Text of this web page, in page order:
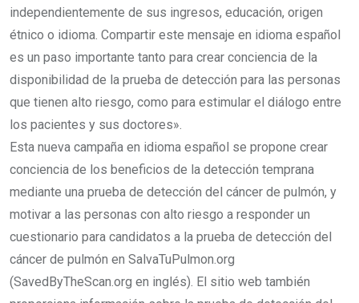
independientemente de sus ingresos, educación, origen
étnico o idioma. Compartir este mensaje en idioma español
es un paso importante tanto para crear conciencia de la
disponibilidad de la prueba de detección para las personas
que tienen alto riesgo, como para estimular el diálogo entre
los pacientes y sus doctores».
Esta nueva campaña en idioma español se propone crear
conciencia de los beneficios de la detección temprana
mediante una prueba de detección del cáncer de pulmón, y
motivar a las personas con alto riesgo a responder un
cuestionario para candidatos a la prueba de detección del
cáncer de pulmón en SalvaTuPulmon.org
(SavedByTheScan.org en inglés). El sitio web también